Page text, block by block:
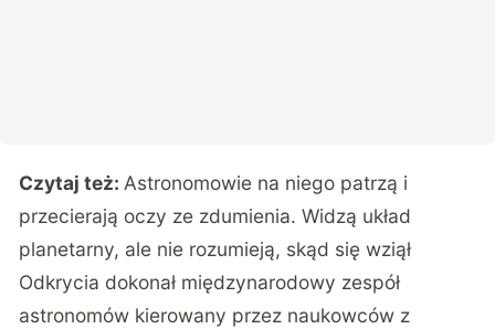
Czytaj też: Astronomowie na niego patrzą i
przecierają oczy ze zdumienia. Widzą układ
planetarny, ale nie rozumieją, skąd się wziął
Odkrycia dokonał międzynarodowy zespół
astronomów kierowany przez naukowców z